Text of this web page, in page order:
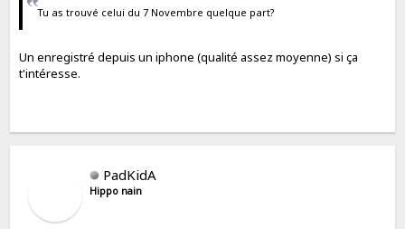
Tu as trouvé celui du 7 Novembre quelque part?
Un enregistré depuis un iphone (qualité assez moyenne) si ça
t'intéresse.
PadKidA
Hippo nain